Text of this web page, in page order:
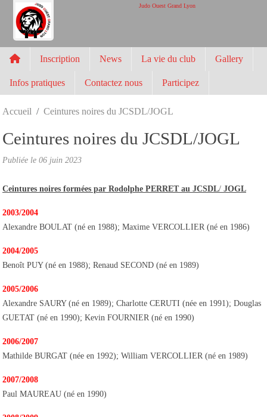
Judo Ouest Grand Lyon
Inscription News La vie du club Gallery
Infos pratiques Contactez nous Participez
Accueil Ceintures noires du JCSDL/JOGL
Ceintures noires du JCSDL/JOGL
Publiée le 06 juin 2023
Ceintures noires formées par Rodolphe PERRET au JCSDL/ JOGL
2003/2004
Alexandre BOULAT (né en 1988); Maxime VERCOLLIER (né en 1986)
2004/2005
Benoît PUY (né en 1988); Renaud SECOND (né en 1989)
2005/2006
Alexandre SAURY (né en 1989); Charlotte CERUTI (née en 1991); Douglas
GUETAT (né en 1990); Kevin FOURNIER (né en 1990)
2006/2007
Mathilde BURGAT (née en 1992); William VERCOLLIER (né en 1989)
2007/2008
Paul MAUREAU (né en 1990)
Panneau de gestion des cookies